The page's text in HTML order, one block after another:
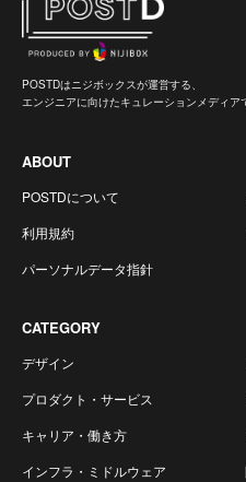
POSTDはニジボックスが運営する、
エンジニアに向けたキュレーションメディア
ABOUT
POSTDについて
利用規約
パーソナルデータ指針
CATEGORY
デザイン
プロダクト・サービス
キャリア・働き方
インフラ・ミドルウェア